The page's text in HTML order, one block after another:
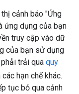
cảnh báo "Ứng
ứng dụng của bạn
truy cập vào dữ
của bạn sử dụng
trải qua quy
hạn chế khác.
tục bỏ qua cảnh